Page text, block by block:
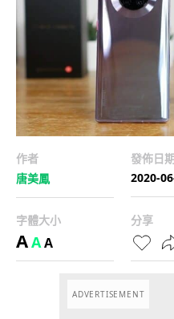
作者
唐美鳳
發佈日期
2020-
字體大小
AAA
分享
ADVERTISEMENT